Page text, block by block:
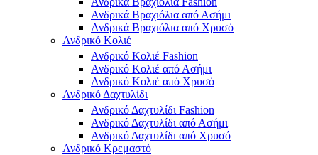
Ανδρικά Βραχιόλια από Ασήμι
Ανδρικά Βραχιόλια από Χρυσό
Ανδρικό Κολιέ
Ανδρικό Κολιέ Fashion
Ανδρικό Κολιέ από Ασήμι
Ανδρικό Κολιέ από Χρυσό
Ανδρικό Δαχτυλίδι
Ανδρικό Δαχτυλίδι Fashion
Ανδρικό Δαχτυλίδι από Ασήμι
Ανδρικό Δαχτυλίδι από Χρυσό
Ανδρικό Κρεμαστό